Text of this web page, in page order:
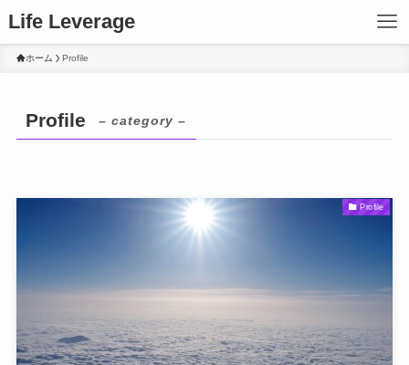
Life Leverage
ホーム Profile
Profile – category –
Profile